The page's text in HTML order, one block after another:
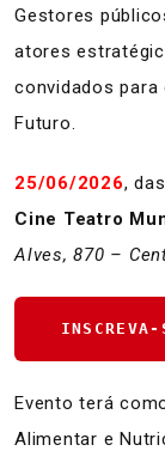
Gestores
atores
convidados para
Futuro.
25/06/2026,
Cine Teatro
Alves, 870 –
INSCREVA-
Evento terá
Alimentar e